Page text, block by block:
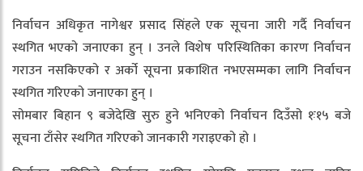
निर्वाचन अधिकृत नागेश्वर प्रसाद सिंहले एक सूचना जारी गर्दै निर्वाचन
स्थगित भएको जनाएका हुन् । उनले विशेष परिस्थितिका कारण निर्वाचन
गराउन नसकिएको र अर्को सूचना प्रकाशित नभएसम्मका लागि निर्वाचन
स्थगित गरिएको जनाएका हुन् ।
सोमबार बिहान ९ बजेदेखि सुरु हुने भनिएको निर्वाचन दिउँसो १ः१५ बजे
सूचना टाँसेर स्थगित गरिएको जानकारी गराइएको हो ।